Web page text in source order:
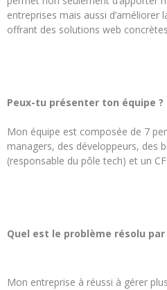
entreprises mais aussi d’améliorer
offrant des solutions web
Peux-tu présenter ton équipe ?
Mon équipe est composée de 7
managers, des développeurs, des
(responsable du pôle tech) et un
Quel est le problème résolu par
Mon entreprise à réussi à gérer